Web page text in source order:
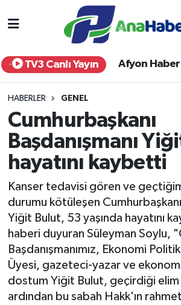
TV3 Canlı Yayın Afyon Haber
HABERLER GENEL
Cumhurbaşkanı
Başdanışmanı
hayatını kaybetti
Kanser tedavisi gören ve
durumu kötüleşen Cumhurbaşkanı
Yiğit Bulut, 53 yaşında hayatını
haberi duyuran Süleyman Soylu,
Başdanışmanımız, Ekonomi
Üyesi, gazeteci-yazar ve
dostum Yiğit Bulut, geçirdiği elim
ardından bu sabah Hakk'ın
Yurt Haber
Afyon Haber
Siyaset
Spor
Eğitim
Sağlık
Teknoloji
Kültür - Sanat
Afyonkarahisar Nöbetçi
Afyonkarahisar Hava Durumu
Afyonkarahisar Trafik
Süper Lig Puan Durumu ve
Tüm Manşetler
Son Dakika Haberleri
Haber Arşivi